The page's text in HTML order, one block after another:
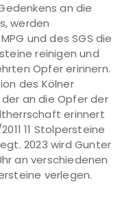
an die
werden
und des SGS die
reinigen und
Opfer erinnern.
des Kölner
an die Opfer der
erinnert
11 Stolpersteine
2023 wird Gunter
an verschiedenen
verlegen.